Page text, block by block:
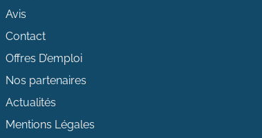
Avis
Contact
Offres D’emploi
Nos partenaires
Actualités
Mentions Légales